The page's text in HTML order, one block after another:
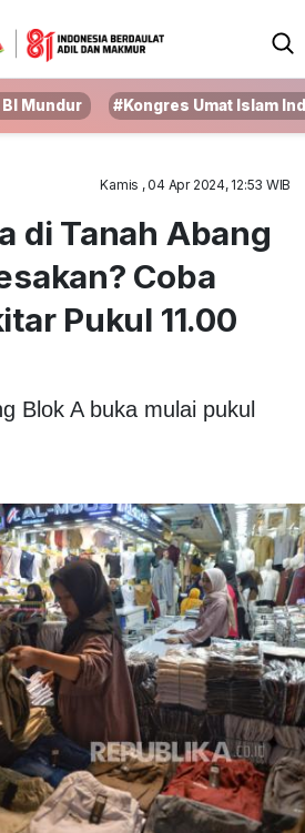
Mundur #Kongres Umat Islam
Kamis , 04 Apr 2024, 12:53 WIB
di Tanah Abang
Coba
Pukul 11.00
Blok A buka mulai pukul